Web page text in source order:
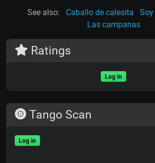
See also: Caballo de calesita
Las campanas
Ratings
Log in
Tango Scan
Log in